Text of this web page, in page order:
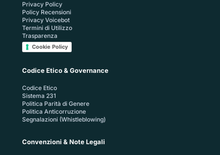
Privacy Policy
Policy Recensioni
Privacy Voicebot
Termini di Utilizzo
Trasparenza
Cookie Policy
Codice Etico & Governance
Codice Etico
Sistema 231
Politica Parità di Genere
Politica Anticorruzione
Segnalazioni (Whistleblowing)
Convenzioni & Note Legali